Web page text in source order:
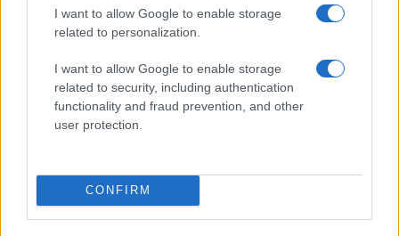
I want to allow Google to enable storage
related to personalization.
I want to allow Google to enable storage
related to security, including authentication
functionality and fraud prevention, and other
user protection.
CONFIRM